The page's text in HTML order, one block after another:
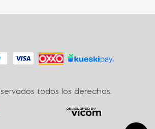
todos los derechos.